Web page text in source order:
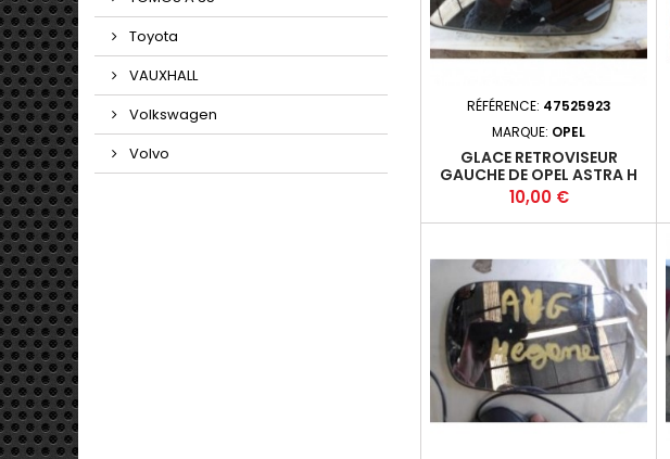
Toyota
VAUXHALL
Volkswagen
Volvo
RÉFÉRENCE: 47525923
MARQUE: OPEL
GLACE RETROVISEUR
GAUCHE DE OPEL ASTRA H
PHASE 2
Prix
10,00 €